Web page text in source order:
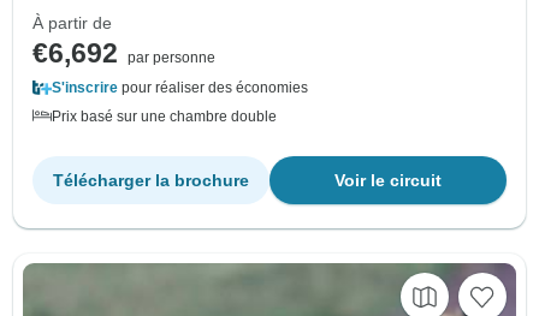
À partir de
€6,692
par personne
S'inscrire pour réaliser des économies
Prix basé sur une chambre double
Voir le circuit
Télécharger la brochure